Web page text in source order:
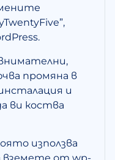
промяна в
и
ви коства
използва